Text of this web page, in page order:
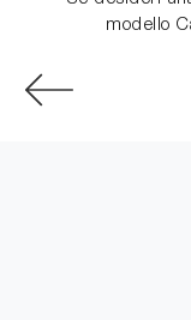
modello